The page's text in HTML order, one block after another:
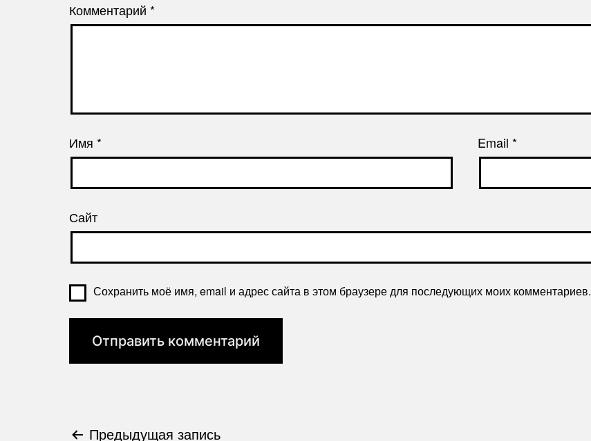
Комментарий *
Имя * Email *
Сайт
Сохранить моё имя, email и адрес сайта в этом браузере для последующих моих комментариев.
Предыдущая запись